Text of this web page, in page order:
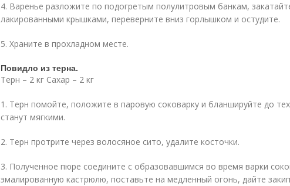
4. Варенье разложите по подогретым полулитровым банкам,
лакированными крышками, переверните вниз горлышком и остудите.
5. Храните в прохладном месте.
Повидло из терна.
Терн – 2 кг Сахар – 2 кг
1. Терн помойте, положите в паровую соковарку и бланшируйте до
станут мягкими.
2. Терн протрите через волосяное сито, удалите косточки.
3. Полученное пюре соедините с образовавшимся во время варки
эмалированную кастрюлю, поставьте на медленный огонь, дайте